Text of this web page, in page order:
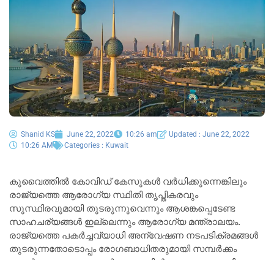
Shanid KS June 22, 2022 10:26 am
Updated : June 22, 2022
10:26 AM
Categories : Kuwait
കുവൈത്തിൽ കോവിഡ്‌ കേസുകൾ വർധിക്കുന്നെങ്കിലും
രാജ്യത്തെ ആരോഗ്യ സ്ഥിതി തൃപ്തികരവും
സുസ്ഥിരവുമായി തുടരുന്നുവെന്നും ആശങ്കപ്പെടേണ്ട
സാഹചര്യങ്ങൾ ഇല്ലെന്നും ആരോഗ്യ മന്ത്രാലയം.
രാജ്യത്തെ പകർച്ചവ്യാധി അന്വേഷണ നടപടിക്രമങ്ങൾ
തുടരുന്നതോടൊപ്പം രോഗബാധിതരുമായി സമ്പർക്കം